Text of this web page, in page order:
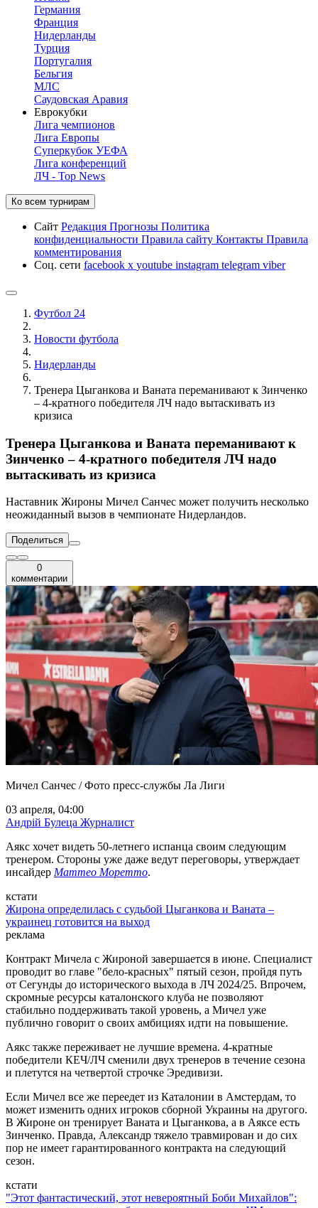
Германия
Франция
Нидерланды
Турция
Португалия
Бельгия
МЛС
Саудовская Аравия
Еврокубки
Лига чемпионов
Лига Европы
Суперкубок УЕФА
Лига конференций
ЛЧ - Top News
Ко всем турнирам
Сайт Редакция Прогнозы Политика
конфиденциальности Правила сайту Контакты Правила
комментирования
Соц. сети facebook x youtube instagram telegram viber
Футбол 24
Новости футбола
Нидерланды
Тренера Цыганкова и Ваната переманивают к Зинченко
– 4-кратного победителя ЛЧ надо вытаскивать из
кризиса
Тренера Цыганкова и Ваната переманивают к
Зинченко – 4-кратного победителя ЛЧ надо
вытаскивать из кризиса
Наставник Жироны Мичел Санчес может получить несколько
неожиданный вызов в чемпионате Нидерландов.
Поделиться
0
комментарии
Мичел Санчес / Фото пресс-службы Ла Лиги
03 апреля, 04:00
Андрій Булеца Журналист
Аякс хочет видеть 50-летнего испанца своим следующим
тренером. Стороны уже даже ведут переговоры, утверждает
инсайдер Маттео Моретто.
кстати
Жирона определилась с судьбой Цыганкова и Ваната –
украинец готовится на выход
реклама
Контракт Мичела с Жироной завершается в июне. Специалист
проводит во главе "бело-красных" пятый сезон, пройдя путь
от Сегунды до исторического выхода в ЛЧ 2024/25. Впрочем,
скромные ресурсы каталонского клуба не позволяют
стабильно поддерживать такой уровень, а Мичел уже
публично говорит о своих амбициях идти на повышение.
Аякс также переживает не лучшие времена. 4-кратные
победители КЕЧ/ЛЧ сменили двух тренеров в течение сезона
и плетутся на четвертой строчке Эредивизи.
Если Мичел все же переедет из Каталонии в Амстердам, то
может изменить одних игроков сборной Украины на другого.
В Жироне он тренирует Ваната и Цыганкова, а в Аяксе есть
Зинченко. Правда, Александр тяжело травмирован и до сих
пор не имеет гарантированного контракта на следующий
сезон.
кстати
"Этот фантастический, этот невероятный Боби Михайлов":